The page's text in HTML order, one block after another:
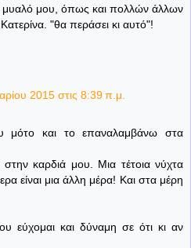
μου, όπως και πολλών άλλων
"θα περάσει κι αυτό"!
2015 στις 8:39 π.μ.
μότο και το επαναλαμβάνω στα
στην καρδιά μου. Μια τέτοια νύχτα
είναι μια άλλη μέρα! Και στα μέρη
εύχομαι και δύναμη σε ότι κι αν